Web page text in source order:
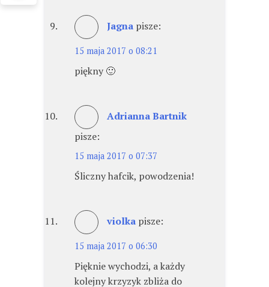
Jagna pisze:
15 maja 2017 o 08:21
piękny 🙂
Adrianna Bartnik
pisze:
15 maja 2017 o 07:37
Śliczny hafcik, powodzenia!
violka pisze:
15 maja 2017 o 06:30
Pięknie wychodzi, a każdy
kolejny krzyzyk zbliża do